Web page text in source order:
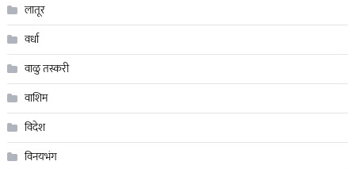
लातूर
वर्धा
वाळु तस्करी
वाशिम
विदेश
विनयभंग